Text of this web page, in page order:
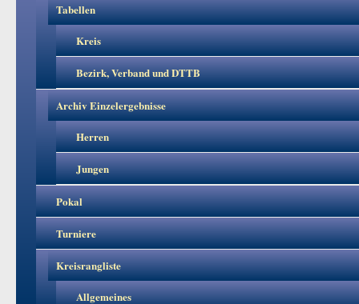
Tabellen
Kreis
Bezirk, Verband und DTTB
Archiv Einzelergebnisse
Herren
Jungen
Pokal
Turniere
Kreisrangliste
Allgemeines